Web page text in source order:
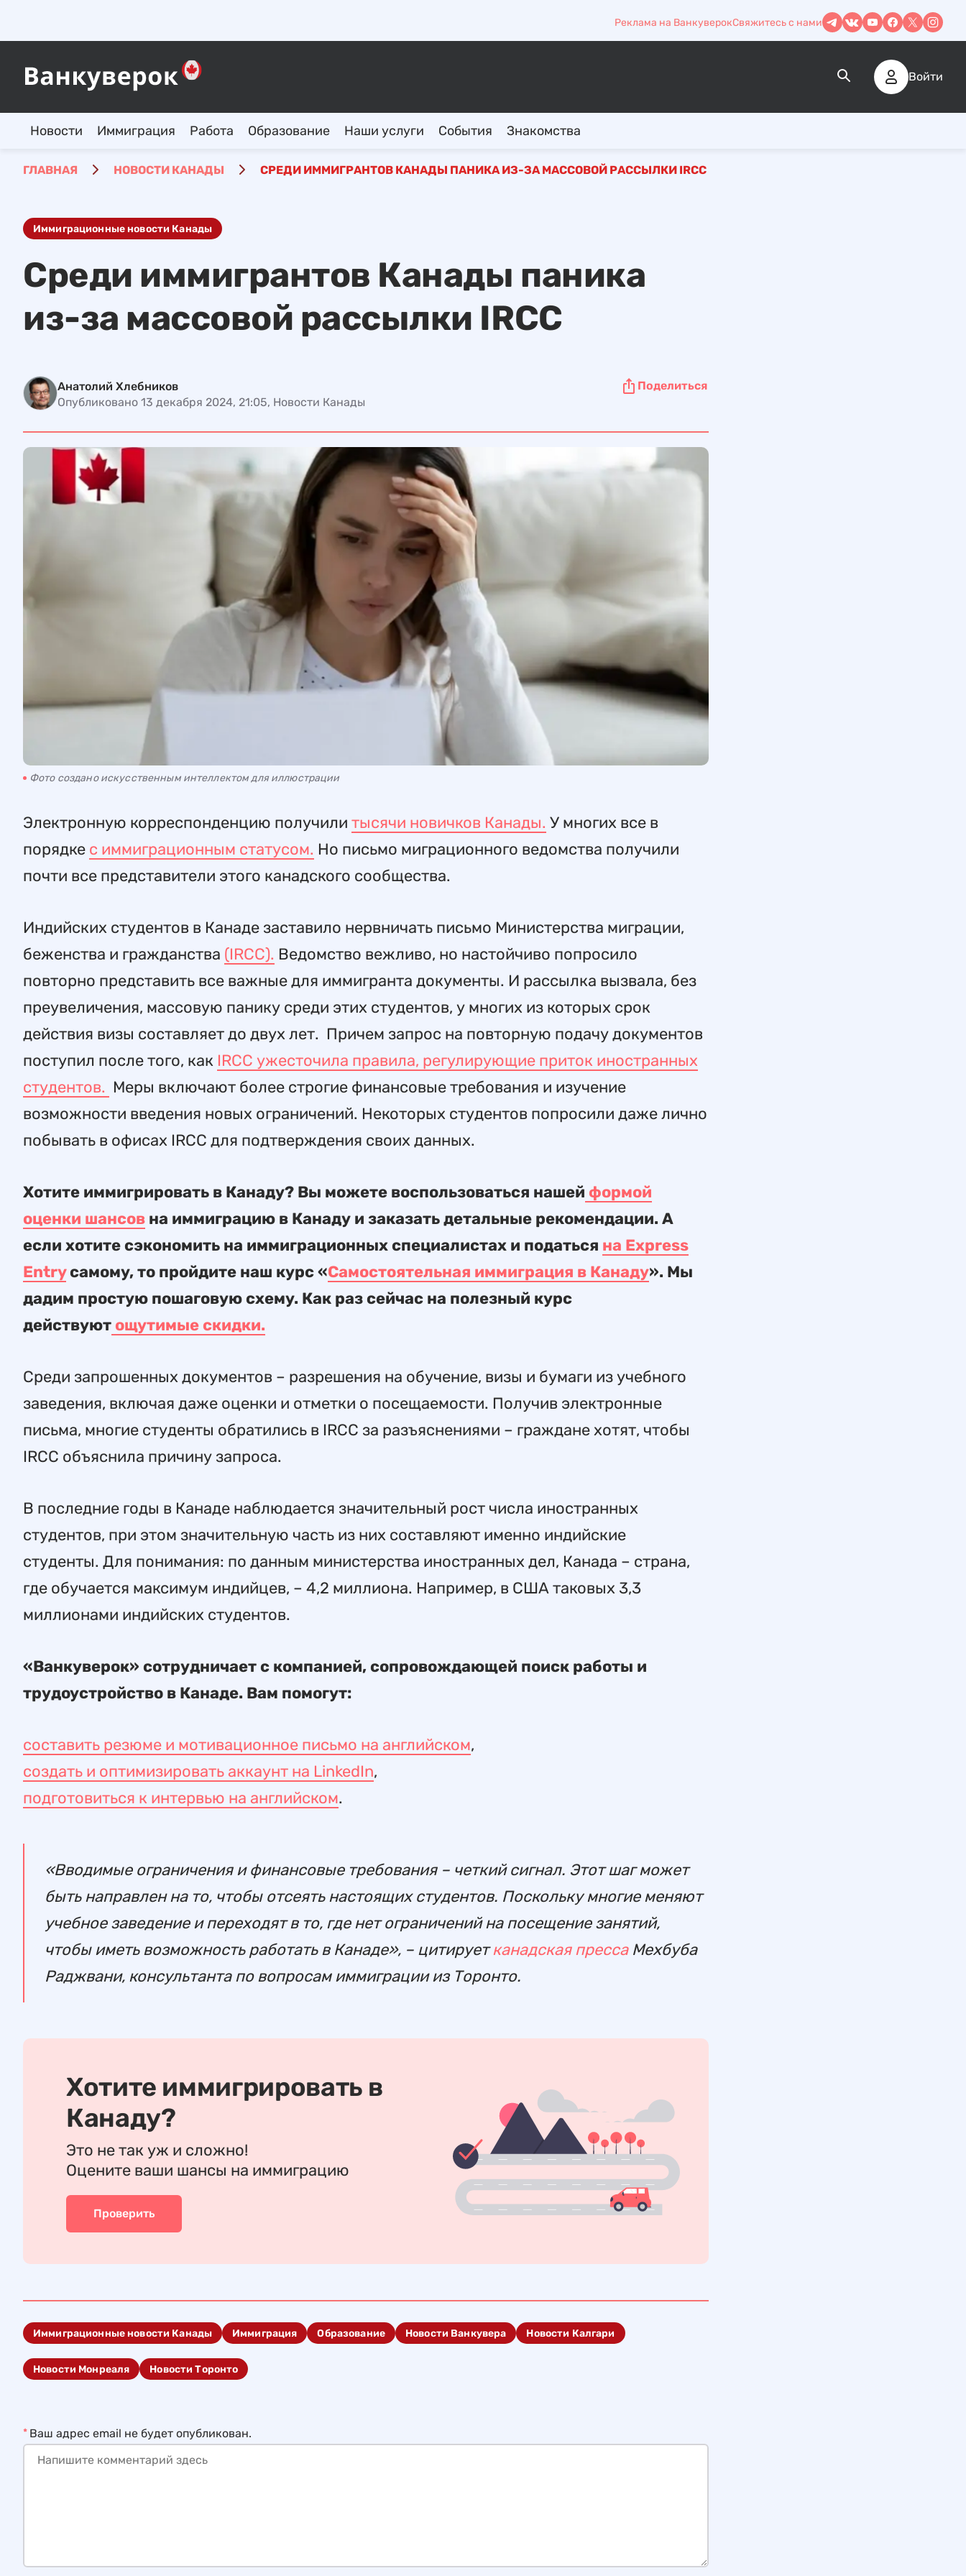
Реклама на ВанкуверокСвяжитесь с нами
Войти
Новости Иммиграция Работа Образование Наши услуги События Знакомства
ГЛАВНАЯ НОВОСТИ КАНАДЫ СРЕДИ ИММИГРАНТОВ КАНАДЫ ПАНИКА ИЗ-ЗА МАССОВОЙ РАССЫЛКИ IRCC
Иммиграционные новости Канады
Среди иммигрантов Канады паника
из-за массовой рассылки IRCC
Анатолий Хлебников
Опубликовано 13 декабря 2024, 21:05, Новости Канады
Поделиться
Фото создано искусственным интеллектом для иллюстрации
Электронную корреспонденцию получили тысячи новичков Канады. У многих все в
порядке с иммиграционным статусом. Но письмо миграционного ведомства получили
почти все представители этого канадского сообщества.
Индийских студентов в Канаде заставило нервничать письмо Министерства миграции,
беженства и гражданства (IRCC). Ведомство вежливо, но настойчиво попросило
повторно представить все важные для иммигранта документы. И рассылка вызвала, без
преувеличения, массовую панику среди этих студентов, у многих из которых срок
действия визы составляет до двух лет. Причем запрос на повторную подачу документов
поступил после того, как IRCC ужесточила правила, регулирующие приток иностранных
студентов. Меры включают более строгие финансовые требования и изучение
возможности введения новых ограничений. Некоторых студентов попросили даже лично
побывать в офисах IRCC для подтверждения своих данных.
Хотите иммигрировать в Канаду? Вы можете воспользоваться нашей формой
оценки шансов на иммиграцию в Канаду и заказать детальные рекомендации. А
если хотите сэкономить на иммиграционных специалистах и податься на Express
Entryсамому, то пройдите наш курс «Самостоятельная иммиграция в Канаду». Мы
дадим простую пошаговую схему. Как раз сейчас на полезный курс
действуют ощутимые скидки.
Среди запрошенных документов – разрешения на обучение, визы и бумаги из учебного
заведения, включая даже оценки и отметки о посещаемости. Получив электронные
письма, многие студенты обратились в IRCC за разъяснениями – граждане хотят, чтобы
IRCC объяснила причину запроса.
В последние годы в Канаде наблюдается значительный рост числа иностранных
студентов, при этом значительную часть из них составляют именно индийские
студенты. Для понимания: по данным министерства иностранных дел, Канада – страна,
где обучается максимум индийцев, – 4,2 миллиона. Например, в США таковых 3,3
миллионами индийских студентов.
«Ванкуверок» сотрудничает с компанией, сопровождающей поиск работы и
трудоустройство в Канаде. Вам помогут:
составить резюме и мотивационное письмо на английском,
создать и оптимизировать аккаунт на LinkedIn,
подготовиться к интервью на английском.
«Вводимые ограничения и финансовые требования – четкий сигнал. Этот шаг может
быть направлен на то, чтобы отсеять настоящих студентов. Поскольку многие меняют
учебное заведение и переходят в то, где нет ограничений на посещение занятий,
чтобы иметь возможность работать в Канаде», – цитируетканадская прессаМехбуба
Раджвани, консультанта по вопросам иммиграции из Торонто.
Хотите иммигрировать в
Канаду?
Это не так уж и сложно!
Оцените ваши шансы на иммиграцию
Проверить
Иммиграционные новости Канады Иммиграция Образование Новости Ванкувера Новости Калгари
Новости Монреаля Новости Торонто
Ваш адрес email не будет опубликован.
*